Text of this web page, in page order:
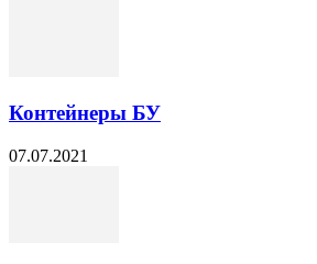
Контейнеры БУ
07.07.2021